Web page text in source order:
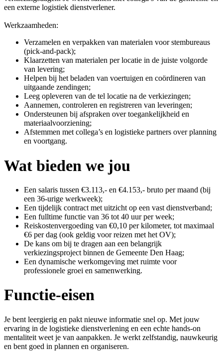
een externe logistiek dienstverlener.
Werkzaamheden:
Verzamelen en verpakken van materialen voor stembureaus
(pick-and-pack);
Klaarzetten van materialen per locatie in de juiste volgorde
van levering;
Helpen bij het beladen van voertuigen en coördineren van
uitgaande zendingen;
Leeg opleveren van de tel locatie na de verkiezingen;
Aannemen, controleren en registreren van leveringen;
Ondersteunen bij afspraken over toegankelijkheid en
materiaalvoorziening;
Afstemmen met collega’s en logistieke partners over planning
en voortgang.
Wat bieden we jou
Een salaris tussen €3.113,- en €4.153,- bruto per maand (bij
een 36-urige werkweek);
Een tijdelijk contract met uitzicht op een vast dienstverband;
Een fulltime functie van 36 tot 40 uur per week;
Reiskostenvergoeding van €0,10 per kilometer, tot maximaal
€6 per dag (ook geldig voor reizen met het OV);
De kans om bij te dragen aan een belangrijk
verkiezingsproject binnen de Gemeente Den Haag;
Een dynamische werkomgeving met ruimte voor
professionele groei en samenwerking.
Functie-eisen
Je bent leergierig en pakt nieuwe informatie snel op. Met jouw
ervaring in de logistieke dienstverlening en een echte hands-on
mentaliteit weet je van aanpakken. Je werkt zelfstandig, nauwkeurig
en bent goed in plannen en organiseren.